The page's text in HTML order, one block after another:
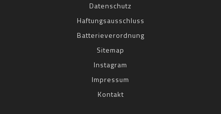
Datenschutz
Haftungsausschluss
Batterieverordnung
Sitemap
Instagram
Impressum
Kontakt